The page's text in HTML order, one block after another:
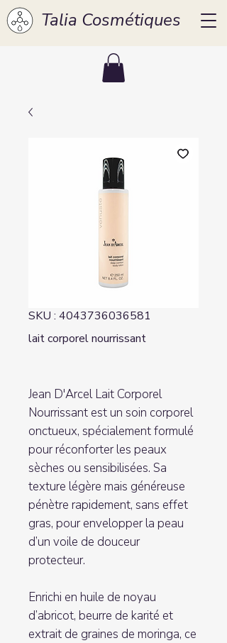
Talia Cosmétiques
SKU : 4043736036581
lait corporel nourrissant
Jean D'Arcel Lait Corporel
Nourrissant est un soin corporel
onctueux, spécialement formulé
pour réconforter les peaux
sèches ou sensibilisées. Sa
texture légère mais généreuse
pénètre rapidement, sans effet
gras, pour envelopper la peau
d’un voile de douceur
protecteur.
Enrichi en huile de noyau
d’abricot, beurre de karité et
extrait de graines de moringa, ce